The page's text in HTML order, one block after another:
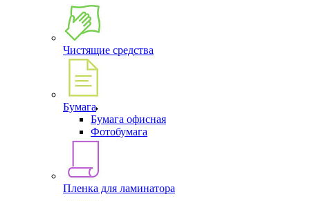
Чистящие средства
Бумага
Бумага офисная
Фотобумага
Пленка для ламинатора